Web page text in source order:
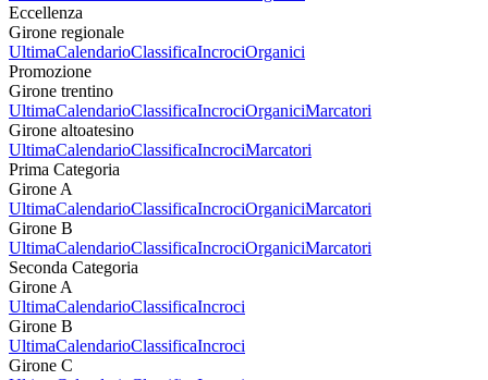
Eccellenza
Girone regionale
UltimaCalendarioClassificaIncrociOrganici
Promozione
Girone trentino
UltimaCalendarioClassificaIncrociOrganiciMarcatori
Girone altoatesino
UltimaCalendarioClassificaIncrociMarcatori
Prima Categoria
Girone A
UltimaCalendarioClassificaIncrociOrganiciMarcatori
Girone B
UltimaCalendarioClassificaIncrociOrganiciMarcatori
Seconda Categoria
Girone A
UltimaCalendarioClassificaIncroci
Girone B
UltimaCalendarioClassificaIncroci
Girone C